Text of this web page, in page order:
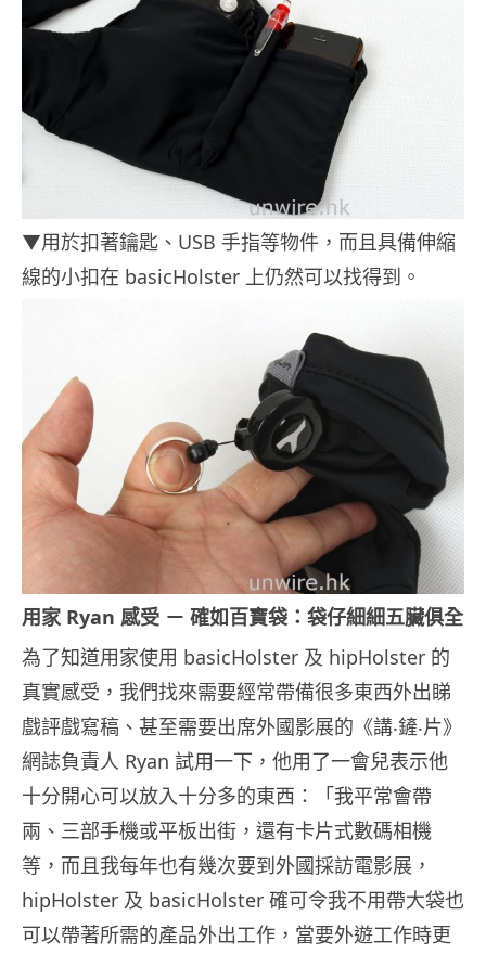
▼用於扣著鑰匙、USB 手指等物件，而且具備伸縮
線的小扣在 basicHolster 上仍然可以找得到。
用家 Ryan 感受 － 確如百寶袋：袋仔細細五臟俱全
為了知道用家使用 basicHolster 及 hipHolster 的
真實感受，我們找來需要經常帶備很多東西外出睇
戲評戲寫稿、甚至需要出席外國影展的《講‧鏟‧片》
網誌負責人 Ryan 試用一下，他用了一會兒表示他
十分開心可以放入十分多的東西：「我平常會帶
兩、三部手機或平板出街，還有卡片式數碼相機
等，而且我每年也有幾次要到外國採訪電影展，
hipHolster 及 basicHolster 確可令我不用帶大袋也
可以帶著所需的產品外出工作，當要外遊工作時更